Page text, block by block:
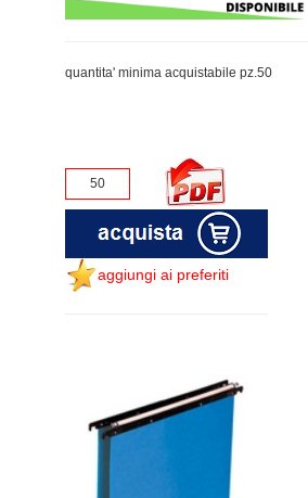
quantita' minima acquistabile pz.50
aggiungi ai preferiti